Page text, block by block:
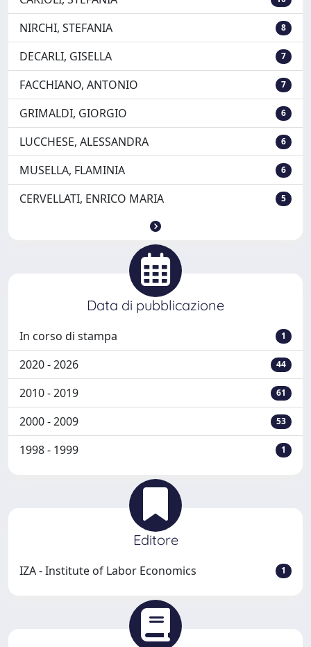
NIRCHI, STEFANIA 8
DECARLI, GISELLA 7
FACCHIANO, ANTONIO 7
GRIMALDI, GIORGIO 6
LUCCHESE, ALESSANDRA 6
MUSELLA, FLAMINIA 6
CERVELLATI, ENRICO MARIA 5
Data di pubblicazione
In corso di stampa 1
2020 - 2026 44
2010 - 2019 61
2000 - 2009 53
1998 - 1999 1
Editore
IZA - Institute of Labor Economics 1